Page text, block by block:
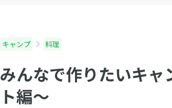
キャンプ 料理
みんなで作りたいキ
ト編〜